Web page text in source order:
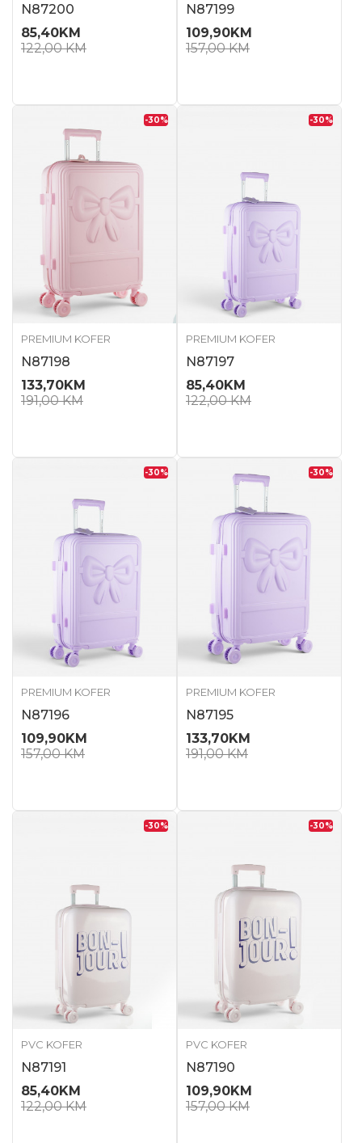
N87200
85,40KM
122,00KM
N87199
109,90KM
157,00KM
-30%
PREMIUM KOFER
N87198
133,70KM
191,00KM
-30%
PREMIUM KOFER
N87197
85,40KM
122,00KM
-30%
PREMIUM KOFER
N87196
109,90KM
157,00KM
-30%
PREMIUM KOFER
N87195
133,70KM
191,00KM
-30%
PVC KOFER
N87191
85,40KM
122,00KM
-30%
PVC KOFER
N87190
109,90KM
157,00KM